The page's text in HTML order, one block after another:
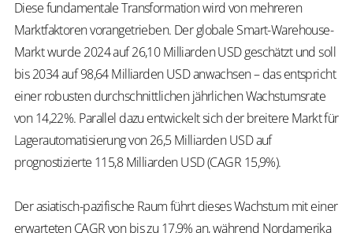
Diese fundamentale Transformation wird von mehreren
Marktfaktoren vorangetrieben. Der globale Smart-Warehouse-
Markt wurde 2024 auf 26,10 Milliarden USD geschätzt und soll
bis 2034 auf 98,64 Milliarden USD anwachsen – das entspricht
einer robusten durchschnittlichen jährlichen Wachstumsrate
von 14,22%. Parallel dazu entwickelt sich der breitere Markt für
Lagerautomatisierung von 26,5 Milliarden USD auf
prognostizierte 115,8 Milliarden USD (CAGR 15,9%).
Der asiatisch-pazifische Raum führt dieses Wachstum mit einer
erwarteten CAGR von bis zu 17,9% an, während Nordamerika